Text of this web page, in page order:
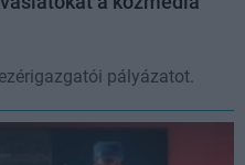
pályázatot.